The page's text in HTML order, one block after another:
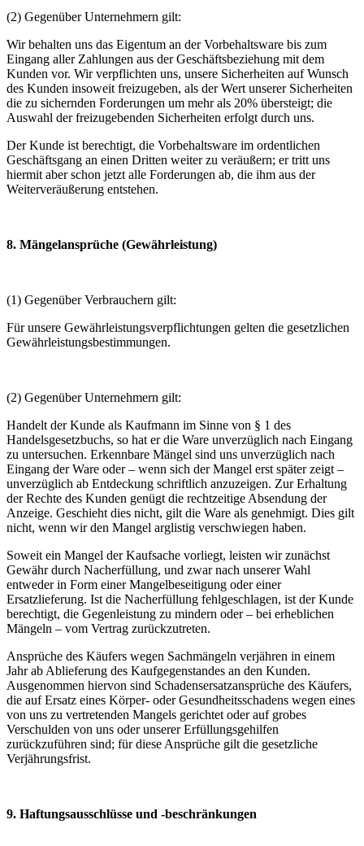
(2) Gegenüber Unternehmern gilt:
Wir behalten uns das Eigentum an der Vorbehaltsware bis zum
Eingang aller Zahlungen aus der Geschäftsbeziehung mit dem
Kunden vor. Wir verpflichten uns, unsere Sicherheiten auf Wunsch
des Kunden insoweit freizugeben, als der Wert unserer Sicherheiten
die zu sichernden Forderungen um mehr als 20% übersteigt; die
Auswahl der freizugebenden Sicherheiten erfolgt durch uns.
Der Kunde ist berechtigt, die Vorbehaltsware im ordentlichen
Geschäftsgang an einen Dritten weiter zu veräußern; er tritt uns
hiermit aber schon jetzt alle Forderungen ab, die ihm aus der
Weiterveräußerung entstehen.
8. Mängelansprüche (Gewährleistung)
(1) Gegenüber Verbrauchern gilt:
Für unsere Gewährleistungsverpflichtungen gelten die gesetzlichen
Gewährleistungsbestimmungen.
(2) Gegenüber Unternehmern gilt:
Handelt der Kunde als Kaufmann im Sinne von § 1 des
Handelsgesetzbuchs, so hat er die Ware unverzüglich nach Eingang
zu untersuchen. Erkennbare Mängel sind uns unverzüglich nach
Eingang der Ware oder – wenn sich der Mangel erst später zeigt –
unverzüglich ab Entdeckung schriftlich anzuzeigen. Zur Erhaltung
der Rechte des Kunden genügt die rechtzeitige Absendung der
Anzeige. Geschieht dies nicht, gilt die Ware als genehmigt. Dies gilt
nicht, wenn wir den Mangel arglistig verschwiegen haben.
Soweit ein Mangel der Kaufsache vorliegt, leisten wir zunächst
Gewähr durch Nacherfüllung, und zwar nach unserer Wahl
entweder in Form einer Mangelbeseitigung oder einer
Ersatzlieferung. Ist die Nacherfüllung fehlgeschlagen, ist der Kunde
berechtigt, die Gegenleistung zu mindern oder – bei erheblichen
Mängeln – vom Vertrag zurückzutreten.
Ansprüche des Käufers wegen Sachmängeln verjähren in einem
Jahr ab Ablieferung des Kaufgegenstandes an den Kunden.
Ausgenommen hiervon sind Schadensersatzansprüche des Käufers,
die auf Ersatz eines Körper- oder Gesundheitsschadens wegen eines
von uns zu vertretenden Mangels gerichtet oder auf grobes
Verschulden von uns oder unserer Erfüllungsgehilfen
zurückzuführen sind; für diese Ansprüche gilt die gesetzliche
Verjährungsfrist.
9. Haftungsausschlüsse und -beschränkungen